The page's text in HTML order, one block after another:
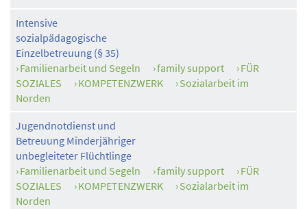
Intensive
sozialpädagogische
Einzelbetreuung (§ 35)
Familienarbeit und Segeln
family support
FÜR
SOZIALES
KOMPETENZWERK
Sozialarbeit im
Norden
Jugendnotdienst und
Betreuung Minderjähriger
unbegleiteter Flüchtlinge
Familienarbeit und Segeln
family support
FÜR
SOZIALES
KOMPETENZWERK
Sozialarbeit im
Norden